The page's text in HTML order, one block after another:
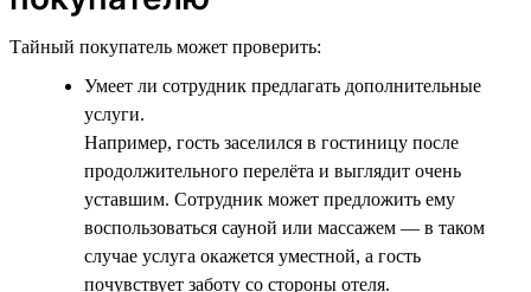
Тайный покупатель может проверить:
Умеет ли сотрудник предлагать дополнительные
услуги.
Например, гость заселился в гостиницу после
продолжительного перелёта и выглядит очень
уставшим. Сотрудник может предложить ему
воспользоваться сауной или массажем — в таком
случае услуга окажется уместной, а гость
почувствует заботу со стороны отеля.